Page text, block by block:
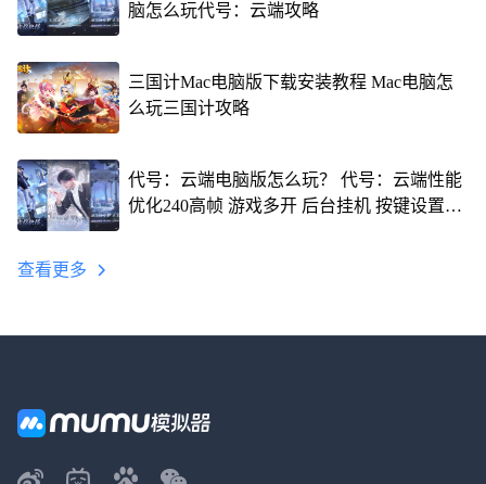
脑怎么玩代号：云端攻略
三国计Mac电脑版下载安装教程 Mac电脑怎
么玩三国计攻略
代号：云端电脑版怎么玩？ 代号：云端性能
优化240高帧 游戏多开 后台挂机 按键设置教
查看更多